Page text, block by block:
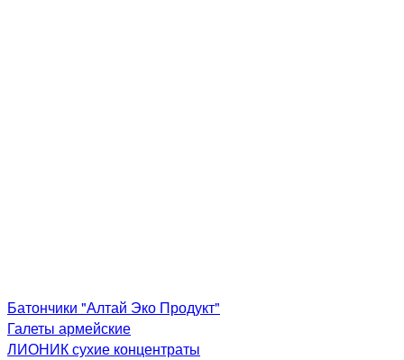
Батончики "Алтай Эко Продукт"
Галеты армейские
ЛИОНИК сухие концентраты